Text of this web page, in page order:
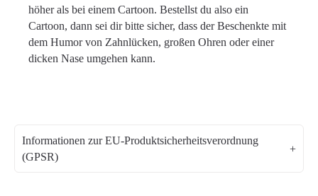
höher als bei einem Cartoon. Bestellst du also ein
Cartoon, dann sei dir bitte sicher, dass der Beschenkte mit
dem Humor von Zahnlücken, großen Ohren oder einer
dicken Nase umgehen kann.
Informationen zur EU-Produktsicherheitsverordnung
(GPSR)